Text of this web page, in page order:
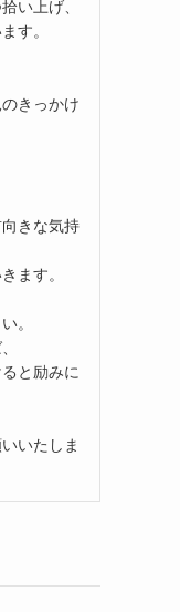
い上げ、
す。
きっかけ
きな気持
ます。
。
と励みに
いたしま